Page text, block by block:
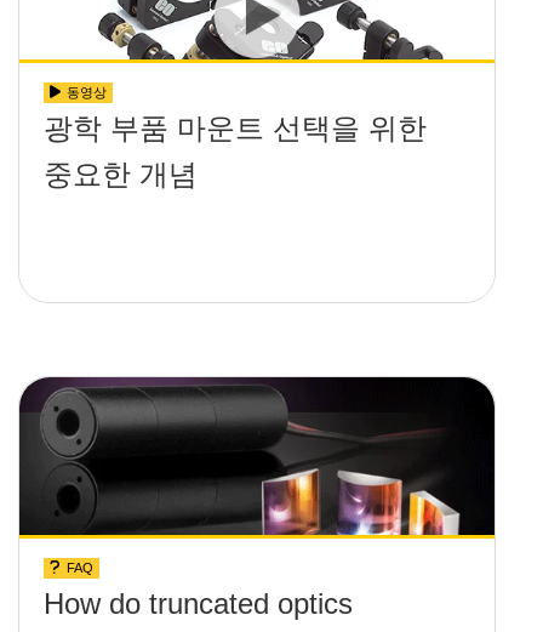
동영상
광학 부품 마운트 선택을 위한
중요한 개념
FAQ
How do truncated optics